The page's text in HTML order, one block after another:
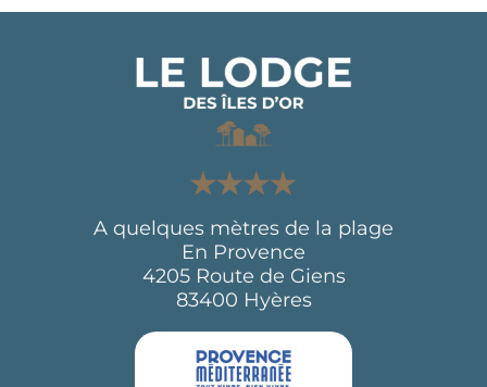
A quelques mètres de la plage
En Provence
4205 Route de Giens
83400 Hyères